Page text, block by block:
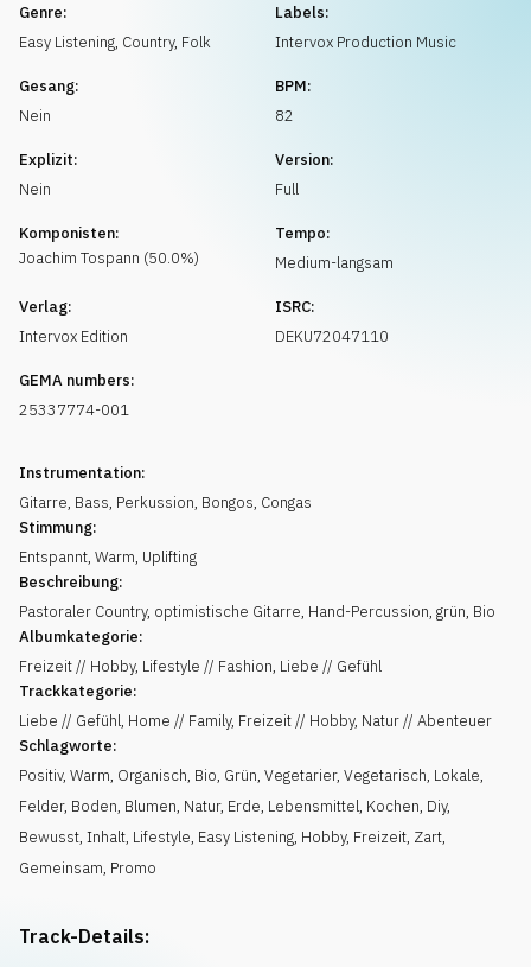
Genre:
Easy Listening, Country, Folk
Labels:
Intervox Production Music
Gesang:
Nein
BPM:
82
Explizit:
Nein
Version:
Full
Komponisten:
Joachim Tospann (50.0%)
Tempo:
Medium-langsam
Verlag:
Intervox Edition
ISRC:
DEKU72047110
GEMA numbers:
25337774-001
Instrumentation:
Gitarre, Bass, Perkussion, Bongos, Congas
Stimmung:
Entspannt, Warm, Uplifting
Beschreibung:
Pastoraler Country, optimistische Gitarre, Hand-Percussion, grün, Bio
Albumkategorie:
Freizeit // Hobby, Lifestyle // Fashion, Liebe // Gefühl
Trackkategorie:
Liebe // Gefühl, Home // Family, Freizeit // Hobby, Natur // Abenteuer
Schlagworte:
Positiv, Warm, Organisch, Bio, Grün, Vegetarier, Vegetarisch, Lokale,
Felder, Boden, Blumen, Natur, Erde, Lebensmittel, Kochen, Diy,
Bewusst, Inhalt, Lifestyle, Easy Listening, Hobby, Freizeit, Zart,
Gemeinsam, Promo
Track-Details: